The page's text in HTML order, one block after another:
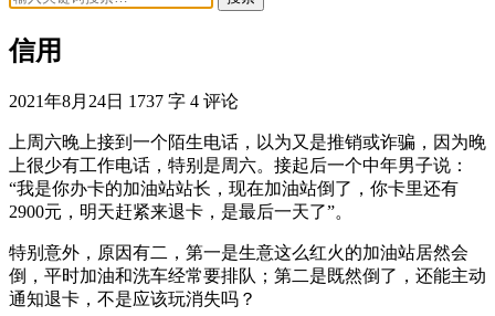
信用
2021年8月24日 1737 字 4 评论
上周六晚上接到一个陌生电话，以为又是推销或诈骗，因为晚
上很少有工作电话，特别是周六。接起后一个中年男子说：
“我是你办卡的加油站站长，现在加油站倒了，你卡里还有
2900元，明天赶紧来退卡，是最后一天了”。
特别意外，原因有二，第一是生意这么红火的加油站居然会
倒，平时加油和洗车经常要排队；第二是既然倒了，还能主动
通知退卡，不是应该玩消失吗？